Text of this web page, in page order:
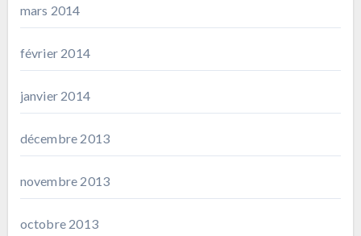
mars 2014
février 2014
janvier 2014
décembre 2013
novembre 2013
octobre 2013